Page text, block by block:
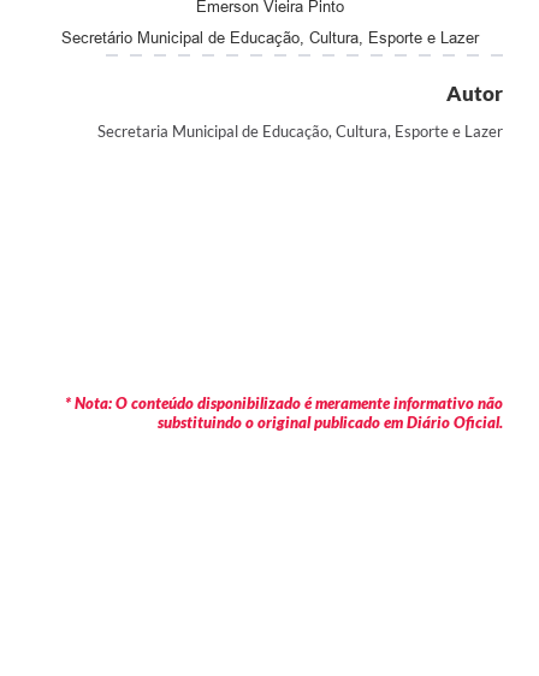
Emerson Vieira Pinto
Secretário Municipal de Educação, Cultura, Esporte e Lazer
Autor
Secretaria Municipal de Educação, Cultura, Esporte e Lazer
* Nota: O conteúdo disponibilizado é meramente informativo não
substituindo o original publicado em Diário Oficial.